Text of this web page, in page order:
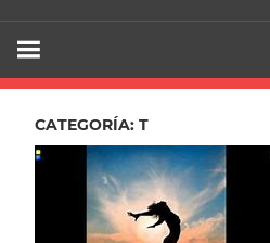
CATEGORÍA: T